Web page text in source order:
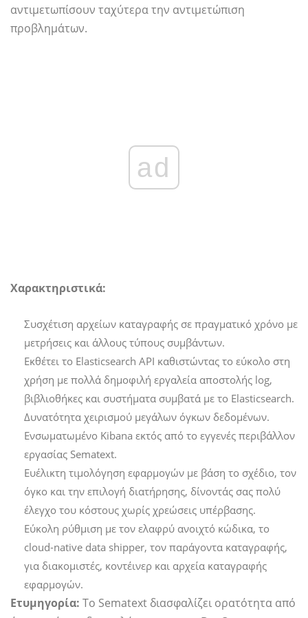
αντιμετωπίσουν ταχύτερα την αντιμετώπιση
προβλημάτων.
ad
Χαρακτηριστικά:
Συσχέτιση αρχείων καταγραφής σε πραγματικό χρόνο με
μετρήσεις και άλλους τύπους συμβάντων.
Εκθέτει το Elasticsearch API καθιστώντας το εύκολο στη
χρήση με πολλά δημοφιλή εργαλεία αποστολής log,
βιβλιοθήκες και συστήματα συμβατά με το Elasticsearch.
Δυνατότητα χειρισμού μεγάλων όγκων δεδομένων.
Ενσωματωμένο Kibana εκτός από το εγγενές περιβάλλον
εργασίας Sematext.
Ευέλικτη τιμολόγηση εφαρμογών με βάση το σχέδιο, τον
όγκο και την επιλογή διατήρησης, δίνοντάς σας πολύ
έλεγχο του κόστους χωρίς χρεώσεις υπέρβασης.
Εύκολη ρύθμιση με τον ελαφρύ ανοιχτό κώδικα, το
cloud-native data shipper, τον παράγοντα καταγραφής,
για διακομιστές, κοντέινερ και αρχεία καταγραφής
εφαρμογών.
Ετυμηγορία: Το Sematext διασφαλίζει ορατότητα από